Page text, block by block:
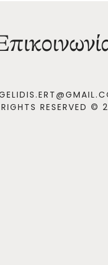
RESERVED ©